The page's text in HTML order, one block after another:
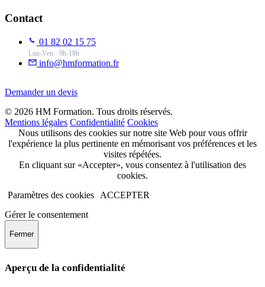
Contact
01 82 02 15 75
Lun-Ven · 9h-18h
info@hmformation.fr
Demander un devis
© 2026 HM Formation. Tous droits réservés.
Mentions légales Confidentialité Cookies
Nous utilisons des cookies sur notre site Web pour vous offrir
l'expérience la plus pertinente en mémorisant vos préférences et les
visites répétées.
En cliquant sur «Accepter», vous consentez à l'utilisation des
cookies.
Paramètres des cookies
ACCEPTER
Gérer le consentement
Fermer
Aperçu de la confidentialité